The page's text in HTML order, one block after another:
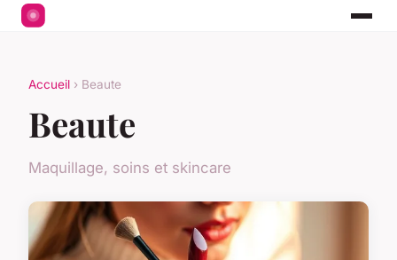
Accueil › Beaute
Beaute
Maquillage, soins et skincare